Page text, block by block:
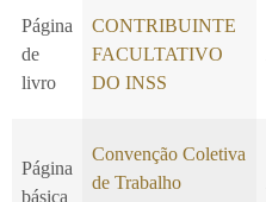
Página
de
livro
CONTRIBUINTE
FACULTATIVO
DO INSS
Página
básica
Convenção Coletiva
de Trabalho